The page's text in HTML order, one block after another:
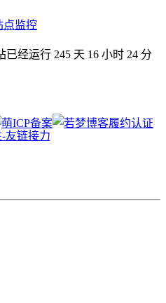
点监控
已经运行 245 天 16 小时 24 分